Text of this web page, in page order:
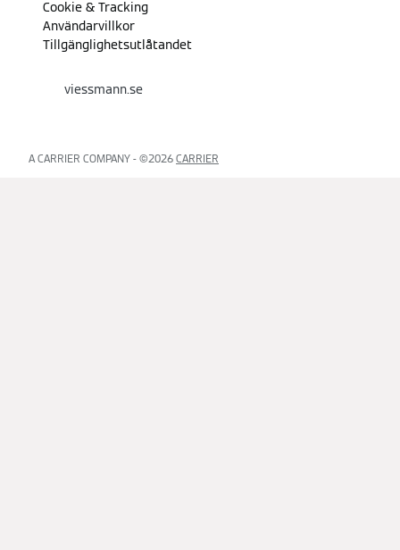
Cookie & Tracking
Användarvillkor
Tillgänglighetsutlåtandet
viessmann.se
A CARRIER COMPANY - ©2026 CARRIER